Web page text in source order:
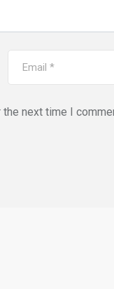
next time I